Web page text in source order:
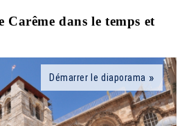
Carême dans le temps et
Démarrer le diaporama